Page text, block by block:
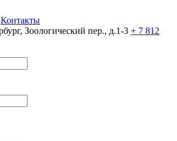
Контакты
Зоологический пер., д.1-3 + 7 812